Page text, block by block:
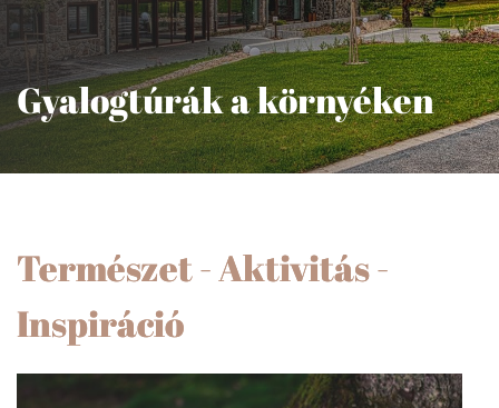
Gyalogtúrák a környéken
Természet - Aktivitás -
Inspiráció